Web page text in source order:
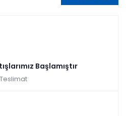
Başlamıştır
Teslimat